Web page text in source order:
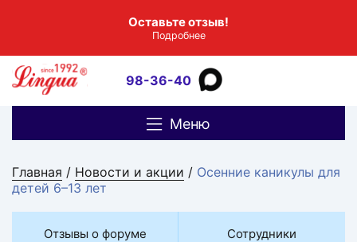
Оставьте отзыв!
Подробнее
98-36-40
Меню
Главная / Новости и акции / Осенние каникулы для
детей 6–13 лет
Отзывы о форуме Сотрудники